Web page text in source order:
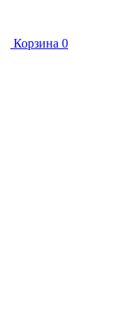
Корзина 0